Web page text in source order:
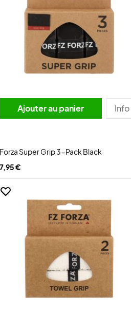
Ajouter au panier Info
Forza Super Grip 3-Pack Black
7,95 €